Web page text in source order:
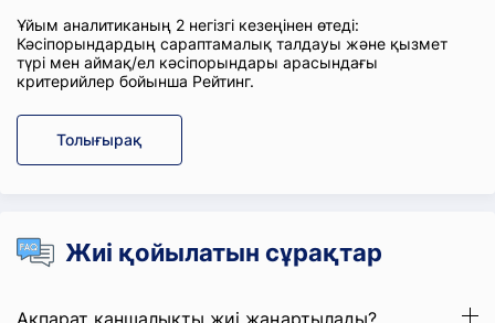
Ұйым аналитиканың 2 негізгі кезеңінен өтеді:
Кәсіпорындардың сараптамалық талдауы және қызмет
түрі мен аймақ/ел кәсіпорындары арасындағы
критерийлер бойынша Рейтинг.
Толығырақ
Жиі қойылатын сұрақтар
Ақпарат қаншалықты жиі жаңартылады?